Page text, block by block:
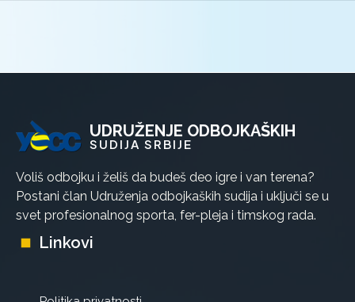
UDRUŽENJE ODBOJKAŠKIH
SUDIJA SRBIJE
Voliš odbojku i želiš da budeš deo igre i van terena?
Postani član Udruženja odbojkaških sudija i uključi se u
svet profesionalnog sporta, fer-pleja i timskog rada.
Linkovi